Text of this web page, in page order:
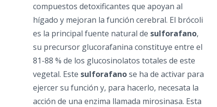
compuestos detoxificantes que apoyan al
hígado y mejoran la función cerebral. El brócoli
es la principal fuente natural de sulforafano,
su precursor glucorafanina constituye entre el
81-88 % de los glucosinolatos totales de este
vegetal. Este sulforafanose ha de activar para
ejercer su función y, para hacerlo, necesata la
acción de una enzima llamada mirosinasa. Esta